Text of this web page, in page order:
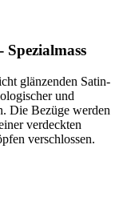
glänzenden Satin-
und
Die Bezüge werden
verdeckten
verschlossen.